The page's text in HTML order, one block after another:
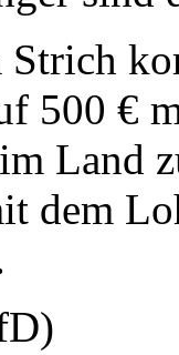
500 €
Land
dem